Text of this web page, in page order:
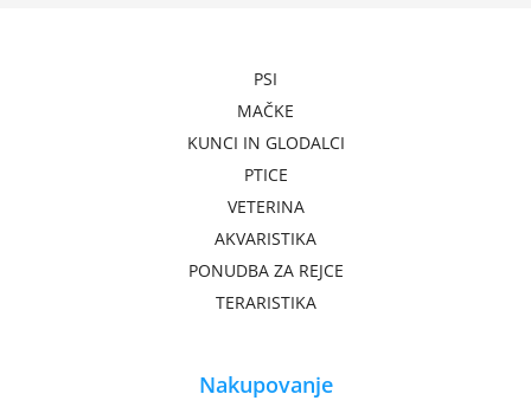
PSI
MAČKE
KUNCI IN GLODALCI
PTICE
VETERINA
AKVARISTIKA
PONUDBA ZA REJCE
TERARISTIKA
Nakupovanje